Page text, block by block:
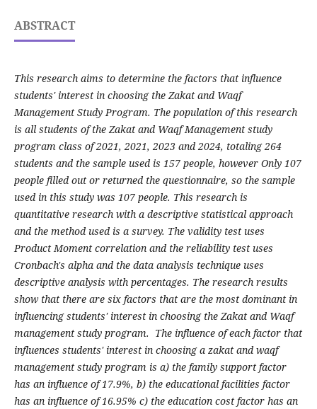
ABSTRACT
This research aims to determine the factors that influence
students' interest in choosing the Zakat and Waqf
Management Study Program. The population of this research
is all students of the Zakat and Waqf Management study
program class of 2021, 2021, 2023 and 2024, totaling 264
students and the sample used is 157 people, however Only 107
people filled out or returned the questionnaire, so the sample
used in this study was 107 people. This research is
quantitative research with a descriptive statistical approach
and the method used is a survey. The validity test uses
Product Moment correlation and the reliability test uses
Cronbach's alpha and the data analysis technique uses
descriptive analysis with percentages. The research results
show that there are six factors that are the most dominant in
influencing students' interest in choosing the Zakat and Waqf
management study program. The influence of each factor that
influences students' interest in choosing a zakat and waqf
management study program is a) the family support factor
has an influence of 17.9%, b) the educational facilities factor
has an influence of 16.95% c) the education cost factor has an